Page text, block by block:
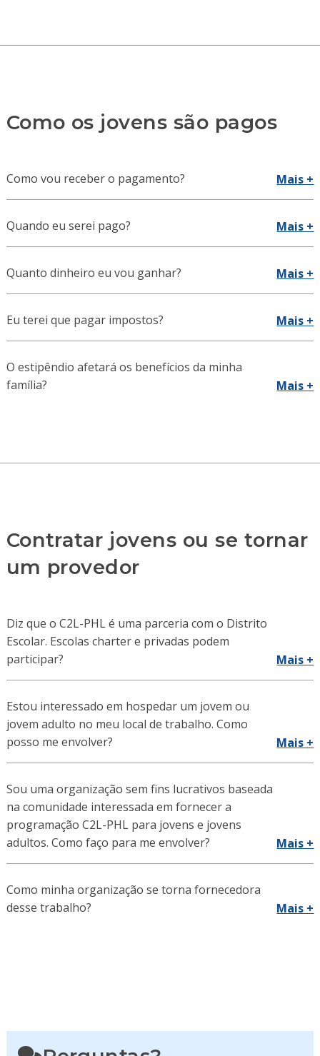
Como os jovens são pagos
Como vou receber o pagamento? Mais +
Quando eu serei pago? Mais +
Quanto dinheiro eu vou ganhar? Mais +
Eu terei que pagar impostos? Mais +
O estipêndio afetará os benefícios da minha
família?
Mais +
Contratar jovens ou se tornar
um provedor
Diz que o C2L-PHL é uma parceria com o Distrito
Escolar. Escolas charter e privadas podem
participar?
Mais +
Estou interessado em hospedar um jovem ou
jovem adulto no meu local de trabalho. Como
posso me envolver?
Mais +
Sou uma organização sem fins lucrativos baseada
na comunidade interessada em fornecer a
programação C2L-PHL para jovens e jovens
adultos. Como faço para me envolver?
Mais +
Como minha organização se torna fornecedora
desse trabalho?
Mais +